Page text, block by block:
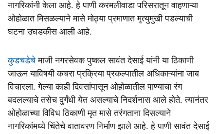
r
e
नागरिकांनी केला आहे. हे पाणी करमलीवाडा परिसरातून वाहणाऱ्या
ओहोळात मिसळल्याने मासे मोठ्या प्रमाणात मृत्युमुखी पडल्याची
घटना उघडकीस आली आहे.
कुडचडेचेमाजी नगरसेवक पुष्कल सावंत देसाई यांनी या ठिकाणी
जाऊन याविषयी कचरा प्रक्रिया प्रकल्पातील अधिकाऱ्यांना जाब
विचारला. गेल्या काही दिवसांपासून ओहोळातील पाण्याचा रंग
बदलल्याचे तसेच दुर्गंधी येत असल्याचे निदर्शनास आले होते. त्यानंतर
ओहोळाच्या विविध ठिकाणी मृत मासे तरंगताना दिसल्याने
नागरिकांमध्ये चिंतेचे वातावरण निर्माण झाले आहे. हे पाणी सावंत देसाई